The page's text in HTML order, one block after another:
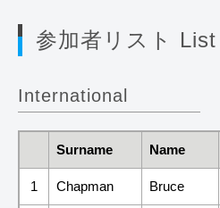
参加者リスト
International
Surname Name
1 Chapman Bruce